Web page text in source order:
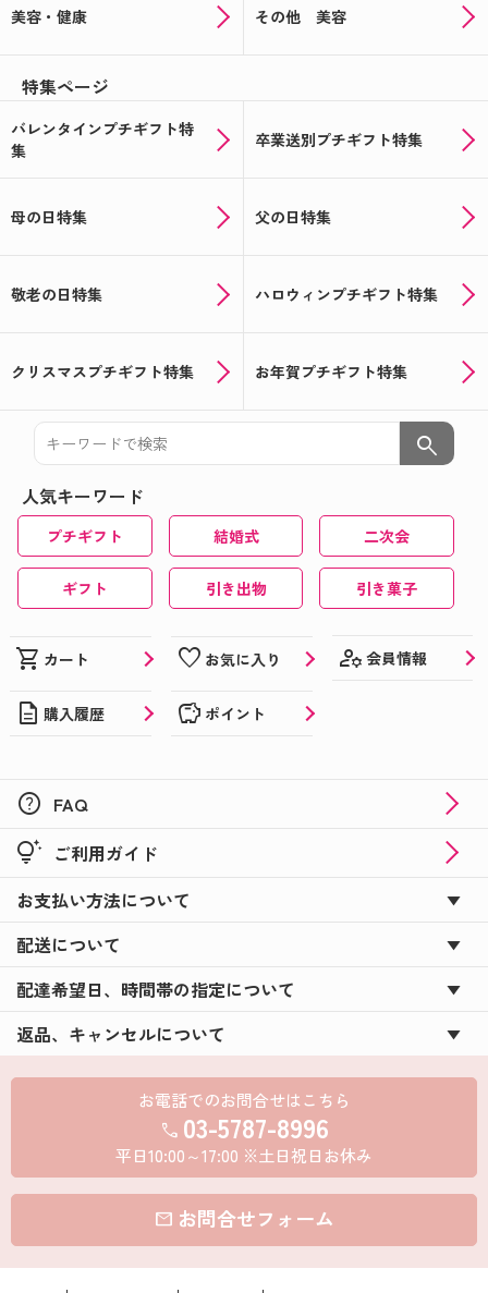
美容・健康 その他 美容
特集ページ
バレンタインプチギフト特
集
卒業送別プチギフト特集
母の日特集 父の日特集
敬老の日特集 ハロウィンプチギフト特集
クリスマスプチギフト特集 お年賀プチギフト特集
search
人気キーワード
プチギフト 結婚式 二次会
ギフト 引き出物 引き菓子
shopping_cart カート favorite お気に入り manage_accounts 会員情報
description 購入履歴 savings ポイント
help FAQ
tips_and_updates ご利用ガイド
お支払い方法について
配送について
配達希望日、時間帯の指定について
返品、キャンセルについて
お電話でのお問合せはこちら
call 03-5787-8996
平日10:00～17:00 ※土日祝日お休み
mail お問合せフォーム